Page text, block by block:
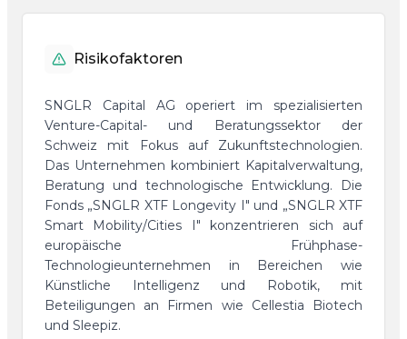
Risikofaktoren
SNGLR Capital AG operiert im spezialisierten
Venture-Capital- und Beratungssektor der
Schweiz mit Fokus auf Zukunftstechnologien.
Das Unternehmen kombiniert Kapitalverwaltung,
Beratung und technologische Entwicklung. Die
Fonds „SNGLR XTF Longevity I" und „SNGLR XTF
Smart Mobility/Cities I" konzentrieren sich auf
europäische Frühphase-
Technologieunternehmen in Bereichen wie
Künstliche Intelligenz und Robotik, mit
Beteiligungen an Firmen wie Cellestia Biotech
und Sleepiz.